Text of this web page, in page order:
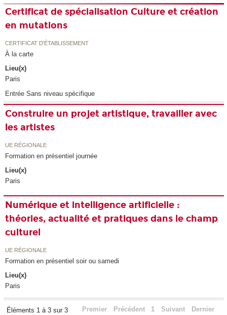
Certificat de spécialisation Culture et création
en mutations
CERTIFICAT D'ÉTABLISSEMENT
À la carte
Lieu(x)
Paris
Entrée Sans niveau spécifique
Construire un projet artistique, travailler avec
les artistes
UE RÉGIONALE
Formation en présentiel journée
Lieu(x)
Paris
Numérique et intelligence artificielle :
théories, actualité et pratiques dans le champ
culturel
UE RÉGIONALE
Formation en présentiel soir ou samedi
Lieu(x)
Paris
Éléments 1 à 3 sur 3 Premier Précédent 1 Suivant Dernier